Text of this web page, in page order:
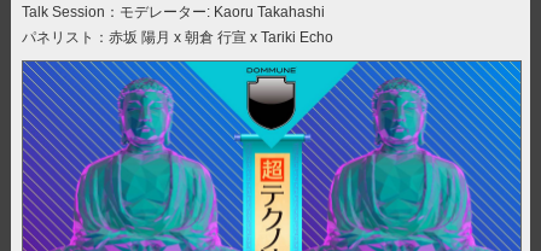
Talk Session：モデレーター: Kaoru Takahashi
パネリスト：赤坂 陽月 x 朝倉 行宣 x Tariki Echo